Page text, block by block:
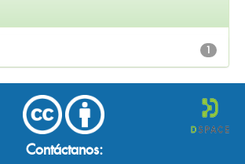
1
Contáctanos: